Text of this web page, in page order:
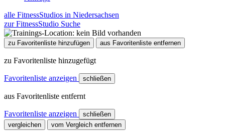
alle FitnessStudios in Niedersachsen
zur FitnessStudio Suche
zu Favoritenliste hinzufügen aus Favoritenliste entfernen
zu Favoritenliste hinzugefügt
Favoritenliste anzeigen schließen
aus Favoritenliste entfernt
Favoritenliste anzeigen
schließen
vergleichen
vom Vergleich entfernen